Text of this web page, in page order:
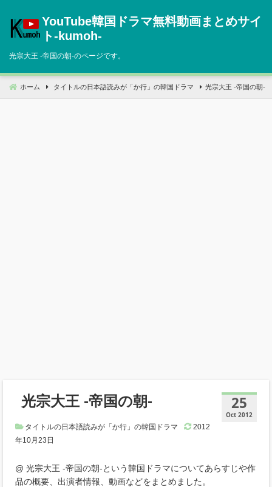
へ
動
YouTube韓国ドラマ無料動画まとめサイ
ト‐kumoh‐
光宗大王 ‐帝国の朝‐のページです。
ホーム タイトルの日本語読みが「か行」の韓国ドラマ 光宗大王 ‐帝国の朝‐
25
Oct 2012
光宗大王 ‐帝国の朝‐
タイトルの日本語読みが「か行」の韓国ドラマ
2012
年10月23日
@ 光宗大王 ‐帝国の朝‐という韓国ドラマについてあらすじや作
品の概要、出演者情報、動画などをまとめました。